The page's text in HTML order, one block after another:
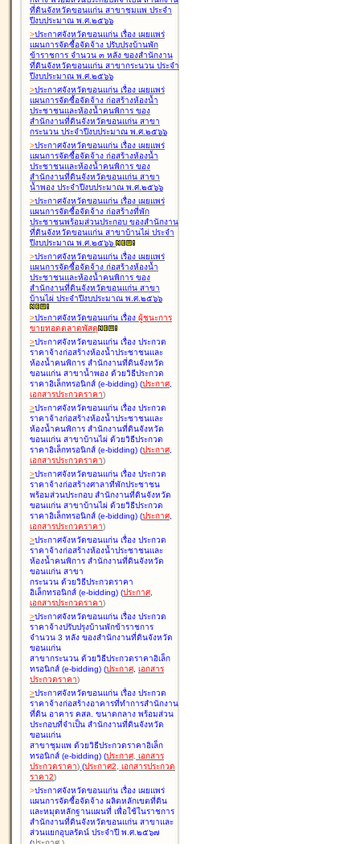
ที่ดินจังหวัดขอนแก่น สาขาชุมแพ ประจำ
ปีงบประมาณ พ.ศ.๒๕๖๖
>ประกาศจังหวัดขอนแก่น เรื่อง เผยแพร่
แผนการจัดซื้อจัดจ้าง ปรับปรุงบ้านพัก
ข้าราชการ จำนวน ๓ หลัง ของสำนักงาน
ที่ดินจังหวัดขอนแก่น สาขากระนวน ประจำ
ปีงบประมาณ พ.ศ.๒๕๖๖
>ประกาศจังหวัดขอนแก่น เรื่อง เผยแพร่
แผนการจัดซื้อจัดจ้าง ก่อสร้างห้องน้ำ
ประชาชนและห้องน้ำคนพิการ ของ
สำนักงานที่ดินจังหวัดขอนแก่น สาขา
กระนวน ประจำปีงบประมาณ พ.ศ.๒๕๖๖
>ประกาศจังหวัดขอนแก่น เรื่อง เผยแพร่
แผนการจัดซื้อจัดจ้าง ก่อสร้างห้องน้ำ
ประชาชนและห้องน้ำคนพิการ ของ
สำนักงานที่ดินจังหวัดขอนแก่น สาขา
น้ำพอง ประจำปีงบประมาณ พ.ศ.๒๕๖๖
>ประกาศจังหวัดขอนแก่น เรื่อง เผยแพร่
แผนการจัดซื้อจัดจ้าง ก่อสร้างที่พัก
ประชาชนพร้อมส่วนประกอบ ของสำนักงาน
ที่ดินจังหวัดขอนแก่น สาขาบ้านไผ่ ประจำ
ปีงบประมาณ พ.ศ.๒๕๖๖
>ประกาศจังหวัดขอนแก่น เรื่อง เผยแพร่
แผนการจัดซื้อจัดจ้าง ก่อสร้างห้องน้ำ
ประชาชนและห้องน้ำคนพิการ ของ
สำนักงานที่ดินจังหวัดขอนแก่น สาขา
บ้านไผ่ ประจำปีงบประมาณ พ.ศ.๒๕๖๖
>ประกาศจังหวัดขอนแก่น เรื่อง ผู้ชนะการ
ขายทอดตลาดพัสดุ
>ประกาศจังหวัดขอนแก่น เรื่อง ประกวด
ราคาจ้างก่อสร้างห้องน้ำประชาชนและ
ห้องน้ำคนพิการ สำนักงานที่ดินจังหวัด
ขอนแก่น สาขาน้ำพอง ด้วยวิธีประกวด
ราคาอิเล็กทรอนิกส์ (e-bidding) (ประกาศ,
เอกสารประกวดราคา)
>ประกาศจังหวัดขอนแก่น เรื่อง ประกวด
ราคาจ้างก่อสร้างห้องน้ำประชาชนและ
ห้องน้ำคนพิการ สำนักงานที่ดินจังหวัด
ขอนแก่น สาขาบ้านไผ่ ด้วยวิธีประกวด
ราคาอิเล็กทรอนิกส์ (e-bidding) (ประกาศ,
เอกสารประกวดราคา)
>ประกาศจังหวัดขอนแก่น เรื่อง ประกวด
ราคาจ้างก่อสร้างศาลาที่พักประชาชน
พร้อมส่วนประกอบ สำนักงานที่ดินจังหวัด
ขอนแก่น สาขาบ้านไผ่ ด้วยวิธีประกวด
ราคาอิเล็กทรอนิกส์ (e-bidding) (ประกาศ,
เอกสารประกวดราคา)
>ประกาศจังหวัดขอนแก่น เรื่อง ประกวด
ราคาจ้างก่อสร้างห้องน้ำประชาชนและ
ห้องน้ำคนพิการ สำนักงานที่ดินจังหวัด
ขอนแก่น สาขา
กระนวน ด้วยวิธีประกวดราคา
อิเล็กทรอนิกส์ (e-bidding) (ประกาศ,
เอกสารประกวดราคา)
>ประกาศจังหวัดขอนแก่น เรื่อง ประกวด
ราคาจ้างปรับปรุงบ้านพักข้าราชการ
จำนวน 3 หลัง ของสำนักงานที่ดินจังหวัด
ขอนแก่น
สาขากระนวน ด้วยวิธีประกวดราคาอิเล็ก
ทรอนิกส์ (e-bidding) (ประกาศ, เอกสาร
ประกวดราคา)
>ประกาศจังหวัดขอนแก่น เรื่อง ประกวด
ราคาจ้างก่อสร้างอาคารที่ทำการสำนักงาน
ที่ดิน อาคาร คสล. ขนาดกลาง พร้อมส่วน
ประกอบที่จำเป็น สำนักงานที่ดินจังหวัด
ขอนแก่น
สาขาชุมแพ ด้วยวิธีประกวดราคาอิเล็ก
ทรอนิกส์ (e-bidding) (ประกาศ, เอกสาร
ประกวดราคา) (ประกาศ2, เอกสารประกวด
ราคา2)
>ประกาศจังหวัดขอนแก่น เรื่อง เผยแพร่
แผนการจัดซื้อจัดจ้าง ผลิตหลักเขตที่ดิน
และหมุดหลักฐานแผนที่ เพื่อใช้ในราชการ
สำนักงานที่ดินจังหวัดขอนแก่น สาขาและ
ส่วนแยกอุบลรัตน์ ประจำปี พ.ศ.๒๕๖๗